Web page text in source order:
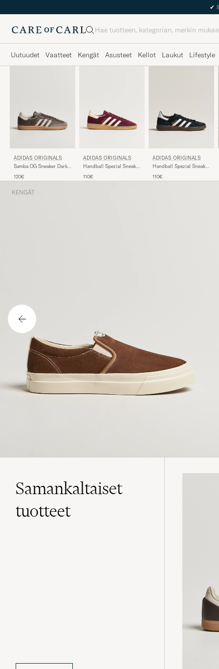
✔
Haku
Uutuudet Vaatteet Kengät Asusteet Kellot Laukut Lifestyle
ADIDAS ORIGINALS
Samba OG Sneaker Dark
120€
ADIDAS ORIGINALS
Handball Spezial Sneaker
110€
ADIDAS ORIGINALS
Handball Spezial Sneaker
110€
KENGÄT
Samankaltaiset
tuotteet